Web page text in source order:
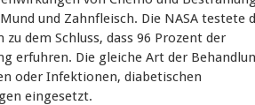
und Zahnfleisch. Die NASA testete
dem Schluss, dass 96 Prozent der
erfuhren. Die gleiche Art der
oder Infektionen, diabetischen
eingesetzt.